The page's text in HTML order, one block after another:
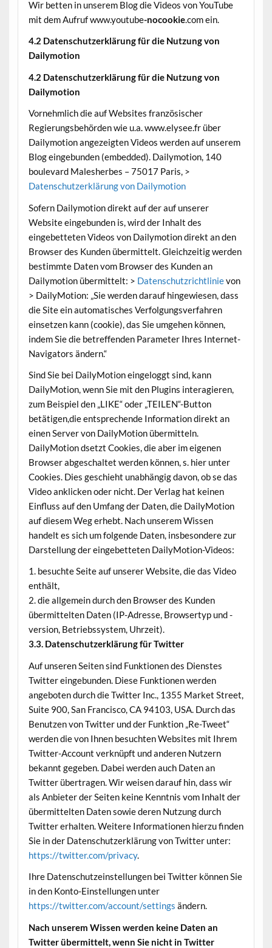
Wir betten in unserem Blog die Videos von YouTube
mit dem Aufruf www.youtube-nocookie.com ein.
4.2 Datenschutzerklärung für die Nutzung von
Dailymotion
4.2 Datenschutzerklärung für die Nutzung von
Dailymotion
Vornehmlich die auf Websites französischer
Regierungsbehörden wie u.a. www.elysee.fr über
Dailymotion angezeigten Videos werden auf unserem
Blog eingebunden (embedded). Dailymotion, 140
boulevard Malesherbes – 75017 Paris, >
Datenschutzerklärung von Dailymotion
Sofern Dailymotion direkt auf der auf unserer
Website eingebunden is, wird der Inhalt des
eingebetteten Videos von Dailymotion direkt an den
Browser des Kunden übermittelt. Gleichzeitig werden
bestimmte Daten vom Browser des Kunden an
Dailymotion übermittelt: > Datenschutzrichtlinievon
> DailyMotion: „Sie werden darauf hingewiesen, dass
die Site ein automatisches Verfolgungsverfahren
einsetzen kann (cookie), das Sie umgehen können,
indem Sie die betreffenden Parameter Ihres Internet-
Navigators ändern.“
Sind Sie bei DailyMotion eingeloggt sind, kann
DailyMotion, wenn Sie mit den Plugins interagieren,
zum Beispiel den „LIKE“ oder „TEILEN“-Button
betätigen,die entsprechende Information direkt an
einen Server von DailyMotion übermitteln.
DailyMotion dsetzt Cookies, die aber im eigenen
Browser abgeschaltet werden können, s. hier unter
Cookies. Dies geschieht unabhängig davon, ob se das
Video anklicken oder nicht. Der Verlag hat keinen
Einfluss auf den Umfang der Daten, die DailyMotion
auf diesem Weg erhebt. Nach unserem Wissen
handelt es sich um folgende Daten, insbesondere zur
Darstellung der eingebetteten DailyMotion-Videos:
1. besuchte Seite auf unserer Website, die das Video
enthält,
2. die allgemein durch den Browser des Kunden
übermittelten Daten (IP-Adresse, Browsertyp und -
version, Betriebssystem, Uhrzeit).
3.3. Datenschutzerklärung für Twitter
Auf unseren Seiten sind Funktionen des Dienstes
Twitter eingebunden. Diese Funktionen werden
angeboten durch die Twitter Inc., 1355 Market Street,
Suite 900, San Francisco, CA 94103, USA. Durch das
Benutzen von Twitter und der Funktion „Re-Tweet“
werden die von Ihnen besuchten Websites mit Ihrem
Twitter-Account verknüpft und anderen Nutzern
bekannt gegeben. Dabei werden auch Daten an
Twitter übertragen. Wir weisen darauf hin, dass wir
als Anbieter der Seiten keine Kenntnis vom Inhalt der
übermittelten Daten sowie deren Nutzung durch
Twitter erhalten. Weitere Informationen hierzu finden
Sie in der Datenschutzerklärung von Twitter unter:
https://twitter.com/privacy.
Ihre Datenschutzeinstellungen bei Twitter können Sie
in den Konto-Einstellungen unter
https://twitter.com/account/settings ändern.
Nach unserem Wissen werden keine Daten an
Twitter übermittelt, wenn Sie nicht in Twitter